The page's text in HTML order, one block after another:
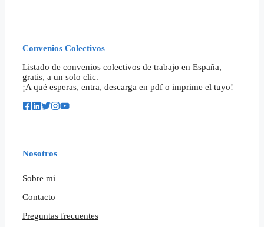
Convenios Colectivos
Listado de convenios colectivos de trabajo en España,
gratis, a un solo clic.
¡A qué esperas, entra, descarga en pdf o imprime el tuyo!
Nosotros
Sobre mi
Contacto
Preguntas frecuentes